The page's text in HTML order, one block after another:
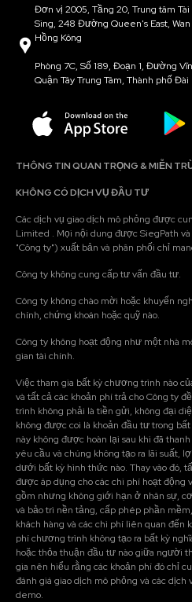
Đơn vị 2005, Tầng 20, Trung tâm Tài
Sing, 248 Đường Queen's East, Wan
Hồng Kông
Phòng 7C, Số 189, Đoạn 1, Đường
Quận Tây Trung Tâm, Thành phố Đài
THÔNG TIN QUAN TRỌNG & MIỄN
KHÔNG CÓ DỊCH VỤ ĐẦU TƯ
Các dịch vụ giao dịch mô phỏng được
Limited . Mọi nội dung được SiegPath
"Công ty") xuất bản và phân phối chỉ
Công ty không cung cấp tư vấn đầu tư.
Công ty không chào mời hoặc khuyến
chính, chứng khoán hoặc quỹ nào.
Công ty không hoạt động như một nhà
gian tài chính.
Việc tham gia bất kỳ chương trình nào
và tất cả các khoản phí trả cho Công ty
trình không phải là tiền gửi, không đại
không được coi là khoản đầu tư trong
này không được hoàn lại sau khi đã
yêu cầu và chúng không tạo ra lãi suất,
dưới bất kỳ hình thức nào. Thay vào đó,
được áp dụng cho các chi phí hoạt động
gồm nhưng không giới hạn ở nhân sự,
và bảo trì nền tảng, cấp phép phần
khách hàng và các chi phí liên quan đến
phí chương trình không tạo ra bất kỳ
hoặc thỏa thuận đầu tư nào giữa người
gia nên hiểu rằng các khoản phí đó chỉ
đánh giá giao dịch mô phỏng và các
demo.